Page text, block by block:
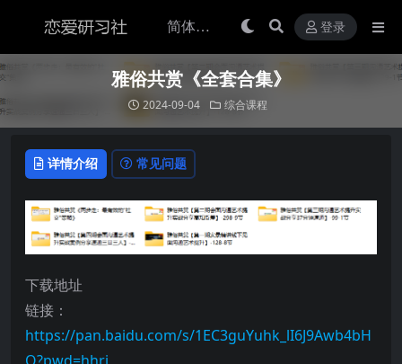
登录
雅俗共赏《全套合集》
2024-09-04 综合课程
详情介绍 常见问题
下载地址
链接：
https://pan.baidu.com/s/1EC3guYuhk_lI6J9Awb4bH